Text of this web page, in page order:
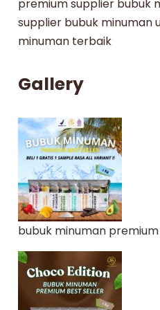
premiumsupplier bubuk
supplier bubuk minuman
minuman terbaik
Gallery
bubuk minuman